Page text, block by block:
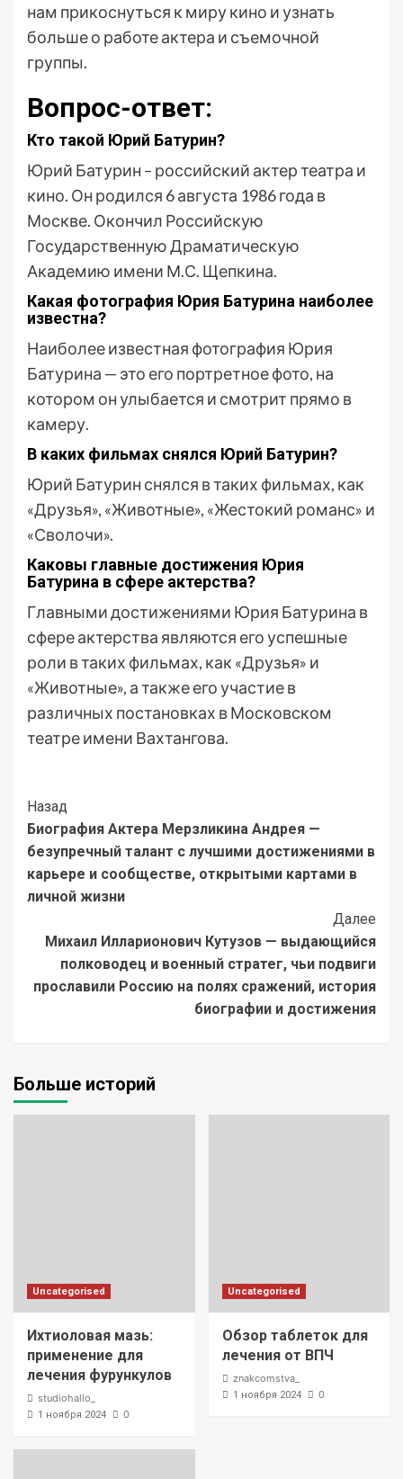
нам прикоснуться к миру кино и узнать
больше о работе актера и съемочной
группы.
Вопрос-ответ:
Кто такой Юрий Батурин?
Юрий Батурин – российский актер театра и
кино. Он родился 6 августа 1986 года в
Москве. Окончил Российскую
Государственную Драматическую
Академию имени М.С. Щепкина.
Какая фотография Юрия Батурина наиболее
известна?
Наиболее известная фотография Юрия
Батурина — это его портретное фото, на
котором он улыбается и смотрит прямо в
камеру.
В каких фильмах снялся Юрий Батурин?
Юрий Батурин снялся в таких фильмах, как
«Друзья», «Животные», «Жестокий романс» и
«Сволочи».
Каковы главные достижения Юрия
Батурина в сфере актерства?
Главными достижениями Юрия Батурина в
сфере актерства являются его успешные
роли в таких фильмах, как «Друзья» и
«Животные», а также его участие в
различных постановках в Московском
театре имени Вахтангова.
Post
Navigation
Назад
Биография Актера Мерзликина Андрея —
безупречный талант с лучшими достижениями в
карьере и сообществе, открытыми картами в
личной жизни
Далее
Михаил Илларионович Кутузов — выдающийся
полководец и военный стратег, чьи подвиги
прославили Россию на полях сражений, история
биографии и достижения
Больше историй
Uncategorised
Ихтиоловая мазь:
применение для
лечения фурункулов
studiohallo_
1 ноября 2024 0
Uncategorised
Обзор таблеток для
лечения от ВПЧ
znakcomstva_
1 ноября 2024 0